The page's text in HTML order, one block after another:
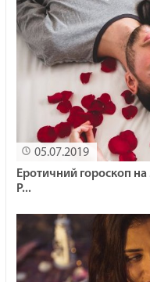
05.07.2019
Еротичний гороскоп на
Р...